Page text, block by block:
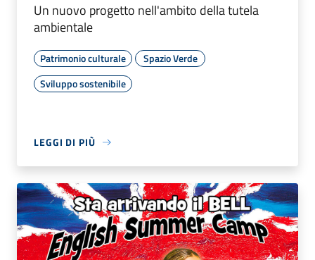
Un nuovo progetto nell'ambito della tutela
ambientale
Patrimonio culturale
Spazio Verde
Sviluppo sostenibile
LEGGI DI PIÙ